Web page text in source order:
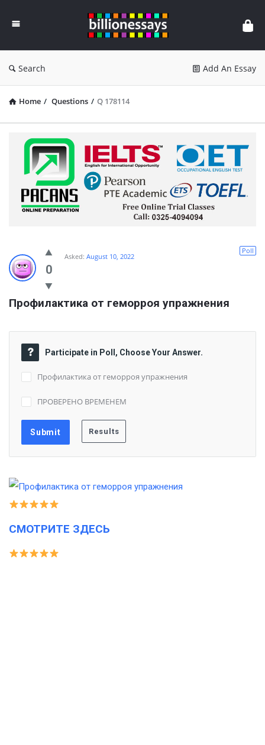
Essays
Search Add An Essay
Home / Questions / Q 178114
0
Poll
Asked: August 10, 2022
Профилактика от геморроя упражнения
Participate in Poll, Choose Your Answer.
Профилактика от геморроя упражнения
ПРОВЕРЕНО ВРЕМЕНЕМ
СМОТРИТЕ ЗДЕСЬ